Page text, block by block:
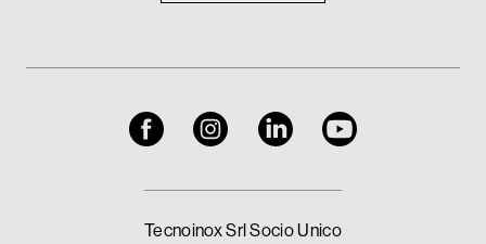
Tecnoinox Srl Socio Unico